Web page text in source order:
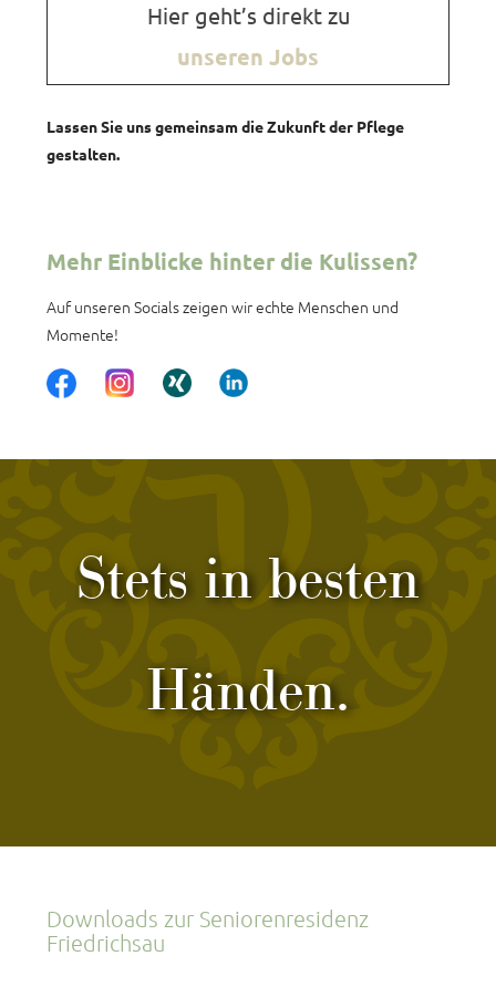
Hier geht’s direkt zu
unseren Jobs
Lassen Sie uns gemeinsam die Zukunft der Pflege
gestalten.
Mehr Einblicke hinter die Kulissen?
Auf unseren Socials zeigen wir echte Menschen und
Momente!
Stets in besten
Händen.
Downloads zur Seniorenresidenz
Friedrichsau